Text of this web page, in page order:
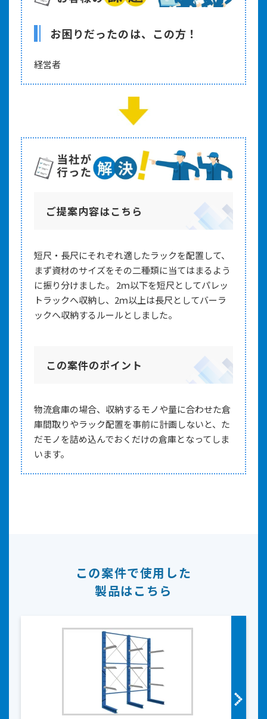
お困りだったのは、この方！
経営者
ご提案内容はこちら
短尺・長尺にそれぞれ適したラックを配置して、
まず資材のサイズをその二種類に当てはまるよう
に振り分けました。 2ｍ以下を短尺としてパレッ
トラックへ収納し、2ｍ以上は長尺としてバーラ
ックへ収納するルールとしました。
この案件のポイント
物流倉庫の場合、収納するモノや量に合わせた倉
庫間取りやラック配置を事前に計画しないと、た
だモノを詰め込んでおくだけの倉庫となってしま
います。
この案件で使用した
製品はこちら